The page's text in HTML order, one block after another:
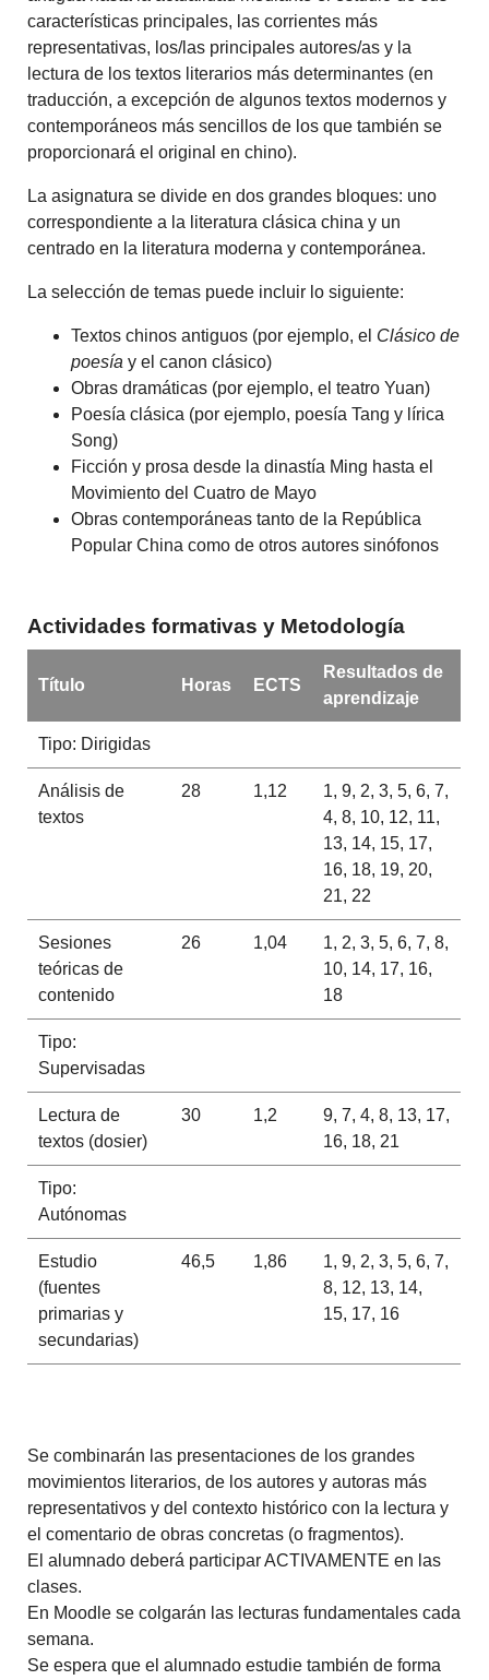
características principales, las corrientes más
representativas, los/las principales autores/as y la
lectura de los textos literarios más determinantes (en
traducción, a excepción de algunos textos modernos y
contemporáneos más sencillos de los que también se
proporcionará el original en chino).
La asignatura se divide en dos grandes bloques: uno
correspondiente a la literatura clásica china y un
centrado en la literatura moderna y contemporánea.
La selección de temas puede incluir lo siguiente:
Textos chinos antiguos (por ejemplo, el Clásico de
poesía y el canon clásico)
Obras dramáticas (por ejemplo, el teatro Yuan)
Poesía clásica (por ejemplo, poesía Tang y lírica
Song)
Ficción y prosa desde la dinastía Ming hasta el
Movimiento del Cuatro de Mayo
Obras contemporáneas tanto de la República
Popular China como de otros autores sinófonos
Actividades formativas y Metodología
Título Horas ECTS
Resultados de
aprendizaje
Tipo: Dirigidas
Análisis de
textos
28 1,12
1, 9, 2, 3, 5, 6, 7,
4, 8, 10, 12, 11,
13, 14, 15, 17,
16, 18, 19, 20,
21, 22
Sesiones
teóricas de
contenido
26 1,04
1, 2, 3, 5, 6, 7, 8,
10, 14, 17, 16,
18
Tipo:
Supervisadas
Lectura de
textos (dosier)
30 1,2
9, 7, 4, 8, 13, 17,
16, 18, 21
Tipo:
Autónomas
Estudio
(fuentes
primarias y
secundarias)
46,5 1,86
1, 9, 2, 3, 5, 6, 7,
8, 12, 13, 14,
15, 17, 16
Se combinarán las presentaciones de los grandes
movimientos literarios, de los autores y autoras más
representativos y del contexto histórico con la lectura y
el comentario de obras concretas (o fragmentos).
El alumnado deberá participar ACTIVAMENTE en las
clases.
En Moodle se colgarán las lecturas fundamentales cada
semana.
Se espera que el alumnado estudie también de forma